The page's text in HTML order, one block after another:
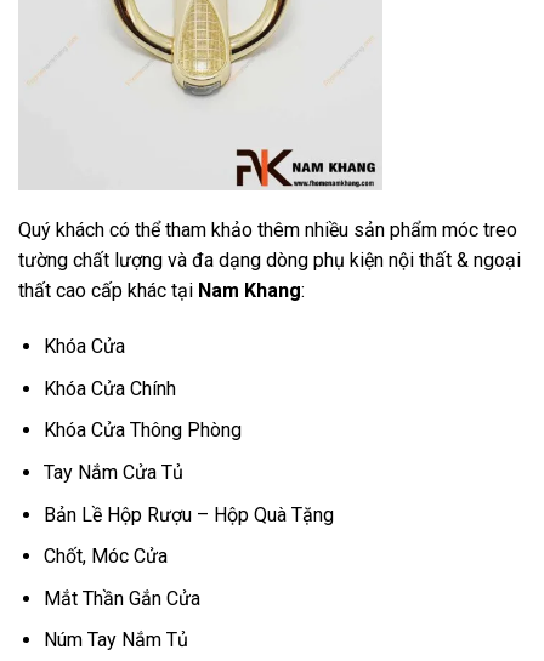
Quý khách có thể tham khảo thêm nhiều sản phẩm móc treo
tường chất lượng và đa dạng dòng phụ kiện nội thất & ngoại
thất cao cấp khác tại Nam Khang:
Khóa Cửa
Khóa Cửa Chính
Khóa Cửa Thông Phòng
Tay Nắm Cửa Tủ
Bản Lề Hộp Rượu – Hộp Quà Tặng
Chốt, Móc Cửa
Mắt Thần Gắn Cửa
Núm Tay Nắm Tủ